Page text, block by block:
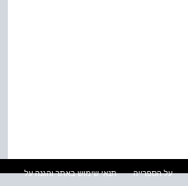
על הספרייה
תנאי שימוש באתר והגנה על